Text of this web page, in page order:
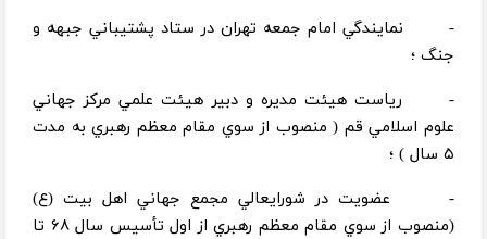
- نمايندگي امام جمعه تهران در ستاد پشتيباني جبهه و
جنگ ؛
- رياست هيئت مديره و دبير هيئت علمي مركز جهاني
علوم اسلامي قم ( منصوب از سوي مقام معظم رهبري به مدت
۵ سال ) ؛
- عضويت در شورايعالي مجمع جهاني اهل بيت (ع)
(‌منصوب از سوي مقام معظم رهبري از اول تأسيس سال ۶۸ تا